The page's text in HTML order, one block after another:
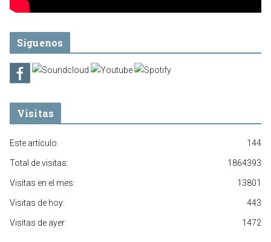
Síguenos
Visitas
144
Este artículo:
1864393
Total de visitas:
13801
Visitas en el mes:
443
Visitas de hoy:
1472
Visitas de ayer: